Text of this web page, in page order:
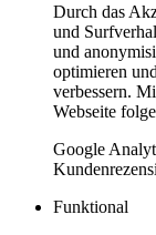
Durch das
und
und
optimieren
verbessern.
Webseite
Google
Funktional